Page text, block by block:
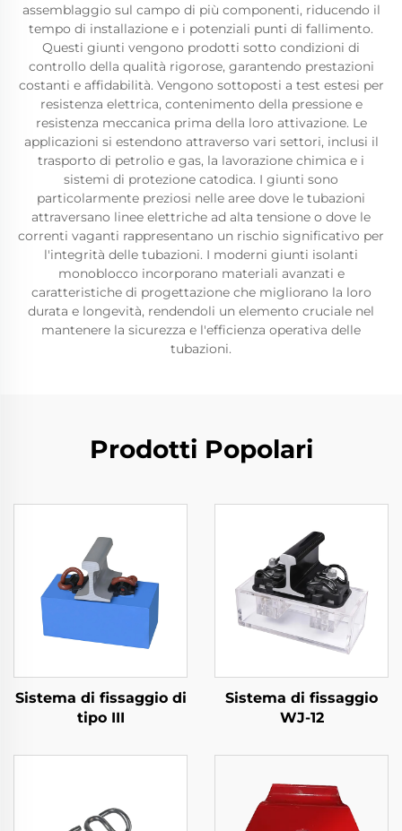
assemblaggio sul campo di più componenti, riducendo il
tempo di installazione e i potenziali punti di fallimento.
Questi giunti vengono prodotti sotto condizioni di
controllo della qualità rigorose, garantendo prestazioni
costanti e affidabilità. Vengono sottoposti a test estesi per
resistenza elettrica, contenimento della pressione e
resistenza meccanica prima della loro attivazione. Le
applicazioni si estendono attraverso vari settori, inclusi il
trasporto di petrolio e gas, la lavorazione chimica e i
sistemi di protezione catodica. I giunti sono
particolarmente preziosi nelle aree dove le tubazioni
attraversano linee elettriche ad alta tensione o dove le
correnti vaganti rappresentano un rischio significativo per
l'integrità delle tubazioni. I moderni giunti isolanti
monoblocco incorporano materiali avanzati e
caratteristiche di progettazione che migliorano la loro
durata e longevità, rendendoli un elemento cruciale nel
mantenere la sicurezza e l'efficienza operativa delle
tubazioni.
Prodotti Popolari
Sistema di fissaggio di
tipo III
Sistema di fissaggio
WJ-12